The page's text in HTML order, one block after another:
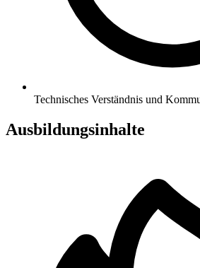
Technisches Verständnis und
Ausbildungsinhalte